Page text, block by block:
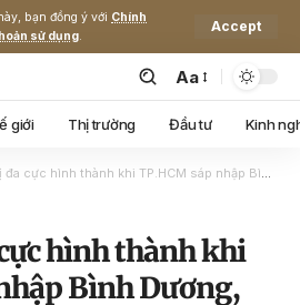
bạn đồng ý với Chính
sử dụng.
Accept
Aa
giới Thị trường Đầu tư Kinh
hình thành khi TP.HCM sáp nhập Bình Dương, Vũng Tàu
hình thành khi
Bình Dương,